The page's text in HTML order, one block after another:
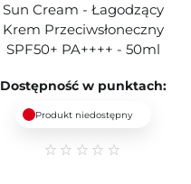
Sun Cream - Łagodzący
Krem Przeciwsłoneczny
SPF50+ PA++++ - 50ml
Dostępność w punktach:
Produkt niedostępny